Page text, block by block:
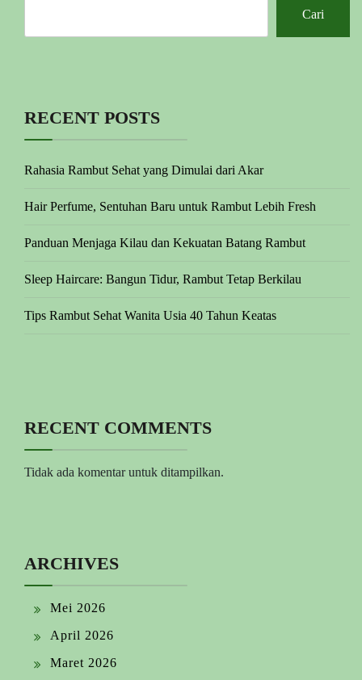
Cari
RECENT POSTS
Rahasia Rambut Sehat yang Dimulai dari Akar
Hair Perfume, Sentuhan Baru untuk Rambut Lebih Fresh
Panduan Menjaga Kilau dan Kekuatan Batang Rambut
Sleep Haircare: Bangun Tidur, Rambut Tetap Berkilau
Tips Rambut Sehat Wanita Usia 40 Tahun Keatas
RECENT COMMENTS
Tidak ada komentar untuk ditampilkan.
ARCHIVES
Mei 2026
April 2026
Maret 2026